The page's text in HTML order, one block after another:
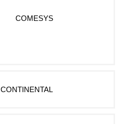
COMESYS
CONTINENTAL